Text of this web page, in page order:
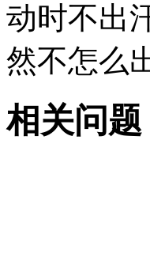
动时不出
然不怎么
相关问题